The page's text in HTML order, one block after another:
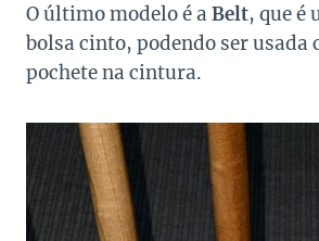
O último modelo é a Belt, que é
bolsa cinto, podendo ser usada
pochete na cintura.